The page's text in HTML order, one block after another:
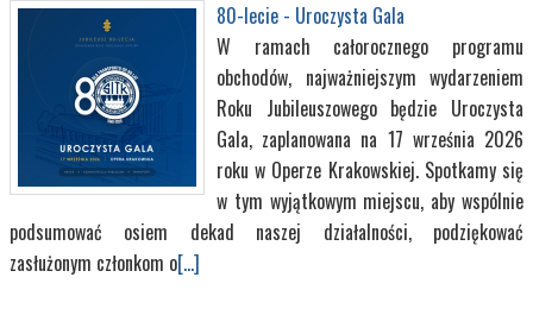
80-lecie - Uroczysta Gala
W ramach całorocznego programu
obchodów, najważniejszym wydarzeniem
Roku Jubileuszowego będzie Uroczysta
Gala, zaplanowana na 17 września 2026
roku w Operze Krakowskiej. Spotkamy się
w tym wyjątkowym miejscu, aby wspólnie
podsumować osiem dekad naszej działalności, podziękować
zasłużonym członkom o[...]